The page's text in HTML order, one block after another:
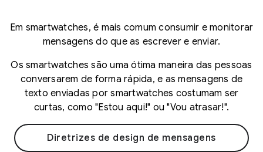
Em smartwatches, é mais comum consumir e monitorar
mensagens do que as escrever e enviar.
Os smartwatches são uma ótima maneira das pessoas
conversarem de forma rápida, e as mensagens de
texto enviadas por smartwatches costumam ser
curtas, como "Estou aqui!" ou "Vou atrasar!".
Diretrizes de design de mensagens